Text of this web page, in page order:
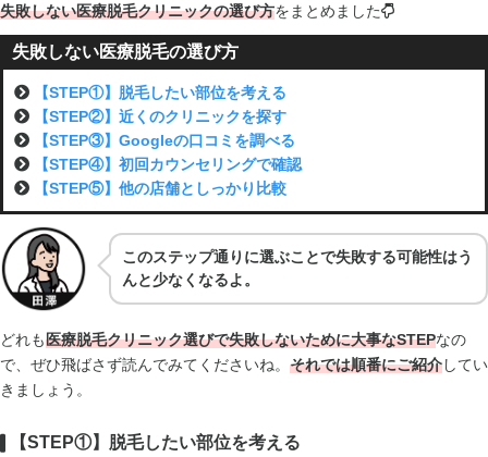
失敗しない医療脱毛クリニックの選び方をまとめました
失敗しない医療脱毛の選び方
【STEP①】脱毛したい部位を考える
【STEP②】近くのクリニックを探す
【STEP③】Googleの口コミを調べる
【STEP④】初回カウンセリングで確認
【STEP⑤】他の店舗としっかり比較
このステップ通りに選ぶことで失敗する可能性はう
んと少なくなるよ。
どれも医療脱毛クリニック選びで失敗しないために大事なSTEPなの
で、ぜひ飛ばさず読んでみてくださいね。 それでは順番にご紹介してい
きましょう。
【STEP①】脱毛したい部位を考える